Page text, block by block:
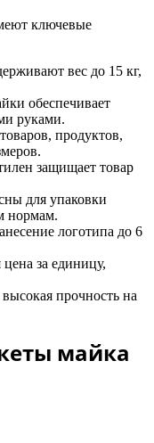
ключевые
вес до 15 кг,
обеспечивает
руками.
продуктов,
защищает товар
для упаковки
нормам.
логотипа до 6
за единицу,
прочность на
майка